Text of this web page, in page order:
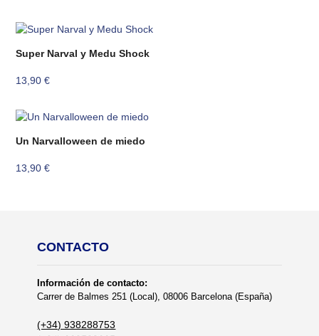
Super Narval y Medu Shock
13,90€
Un Narvalloween de miedo
13,90€
CONTACTO
Información de contacto:
Carrer de Balmes 251 (Local), 08006 Barcelona (España)
(+34) 938288753